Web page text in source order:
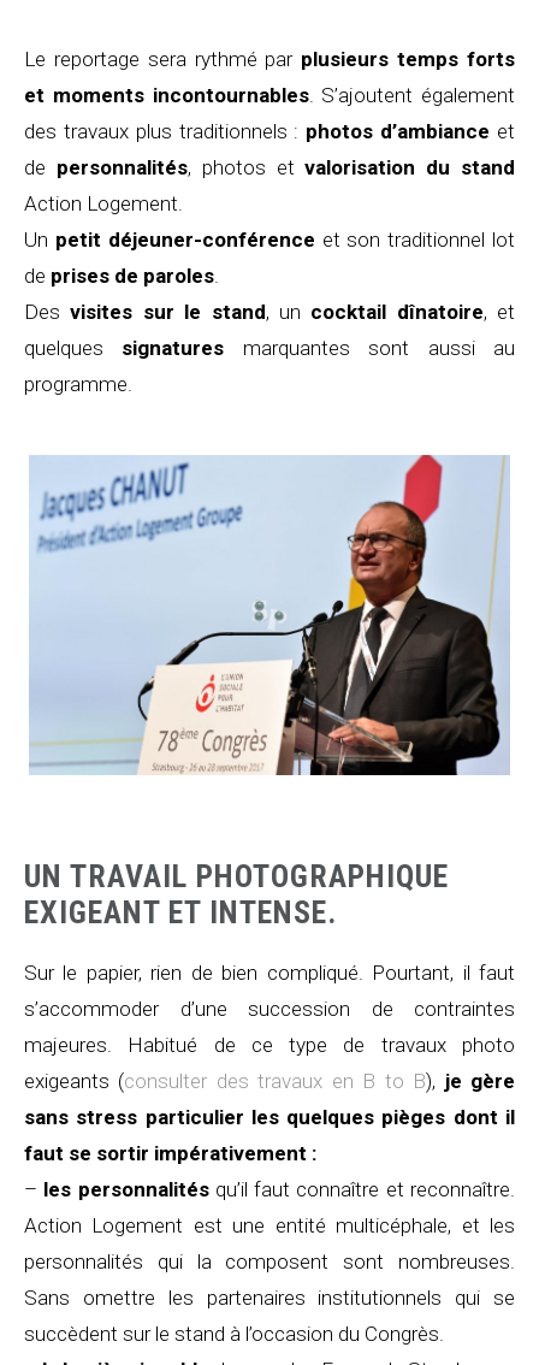
Le reportage sera rythmé par plusieurs temps forts
et moments incontournables. S’ajoutent également
des travaux plus traditionnels : photos d’ambiance et
de personnalités, photos etvalorisation du stand
Action Logement.
Un petit déjeuner-conférence et son traditionnel lot
de prises de paroles.
Desvisites sur le stand, un cocktail dînatoire, et
quelques signatures marquantes sont aussi au
programme.
UN TRAVAIL PHOTOGRAPHIQUE
EXIGEANT ET INTENSE.
Sur le papier, rien de bien compliqué. Pourtant, il faut
s’accommoder d’une succession de contraintes
majeures. Habitué de ce type de travaux photo
exigeants (consulter des travaux en B to B), je gère
sans stress particulier les quelques pièges dont il
faut se sortir impérativement :
– les personnalitésqu’il faut connaître et reconnaître.
Action Logement est une entité multicéphale, et les
personnalités qui la composent sont nombreuses.
Sans omettre les partenaires institutionnels qui se
succèdent sur le stand à l’occasion du Congrès.